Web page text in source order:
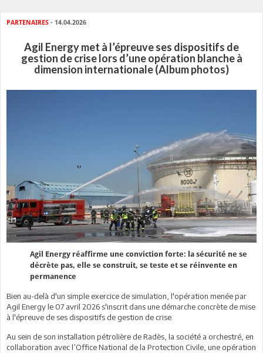
PARTENAIRES - 14.04.2026
Agil Energy met à l’épreuve ses dispositifs de
gestion de crise lors d’une opération blanche à
dimension internationale (Album photos)
Agil Energy réaffirme une conviction forte: la sécurité ne se
décrète pas, elle se construit, se teste et se réinvente en
permanence
Bien au-delà d'un simple exercice de simulation, l'opération menée par
Agil Energy le 07 avril 2026 s'inscrit dans une démarche concrète de mise
à l'épreuve de ses dispositifs de gestion de crise.
Au sein de son installation pétrolière de Radès, la société a orchestré, en
collaboration avec l’Office National de la Protection Civile, une opération